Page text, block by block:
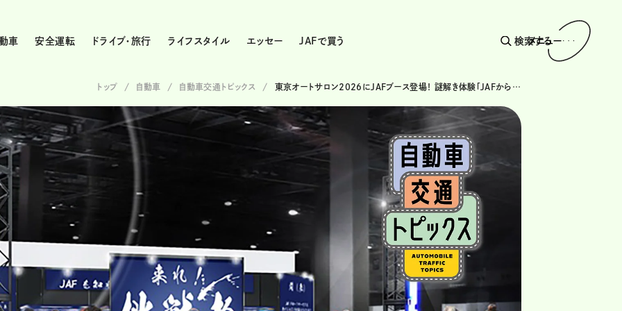
車 安全運転 ドライブ・旅行 ライフスタイル エッセー JAFで買う 検索する
メニュー
トップ 自動車 自動車交通トピックス 東京オートサロン2026にJAFブース登場！ 謎解き体験「JAFからの挑戦状」